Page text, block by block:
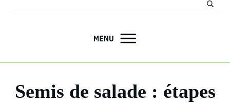
Semis de salade : étapes